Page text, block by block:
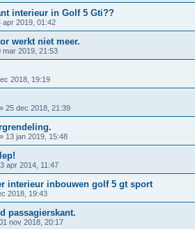
interieur in Golf 5 Gti??
apr 2019, 01:42
werkt niet meer.
mar 2019, 21:53
2018, 19:19
» 25 dec 2018, 21:39
» 13 jan 2019, 15:48
apr 2014, 11:47
interieur inbouwen golf 5 gt sport
2018, 19:43
passagierskant.
nov 2018, 20:17